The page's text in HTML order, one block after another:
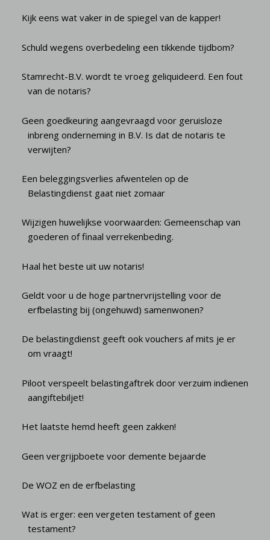
Kijk eens wat vaker in de spiegel van de kapper!
Schuld wegens overbedeling een tikkende tijdbom?
Stamrecht-B.V. wordt te vroeg geliquideerd. Een fout
van de notaris?
Geen goedkeuring aangevraagd voor geruisloze
inbreng onderneming in B.V. Is dat de notaris te
verwijten?
Een beleggingsverlies afwentelen op de
Belastingdienst gaat niet zomaar
Wijzigen huwelijkse voorwaarden: Gemeenschap van
goederen of finaal verrekenbeding.
Haal het beste uit uw notaris!
Geldt voor u de hoge partnervrijstelling voor de
erfbelasting bij (ongehuwd) samenwonen?
De belastingdienst geeft ook vouchers af mits je er
om vraagt!
Piloot verspeelt belastingaftrek door verzuim indienen
aangiftebiljet!
Het laatste hemd heeft geen zakken!
Geen vergrijpboete voor demente bejaarde
De WOZ en de erfbelasting
Wat is erger: een vergeten testament of geen
testament?